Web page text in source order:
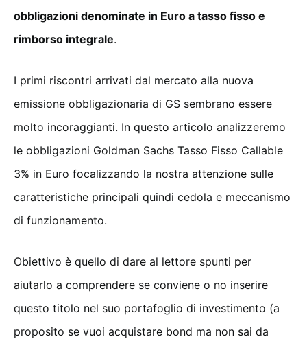
obbligazioni denominate in Euro a tasso fisso e
rimborso integrale.
I primi riscontri arrivati dal mercato alla nuova
emissione obbligazionaria di GS sembrano essere
molto incoraggianti. In questo articolo analizzeremo
le obbligazioni Goldman Sachs Tasso Fisso Callable
3% in Euro focalizzando la nostra attenzione sulle
caratteristiche principali quindi cedola e meccanismo
di funzionamento.
Obiettivo è quello di dare al lettore spunti per
aiutarlo a comprendere se conviene o no inserire
questo titolo nel suo portafoglio di investimento (a
proposito se vuoi acquistare bond ma non sai da